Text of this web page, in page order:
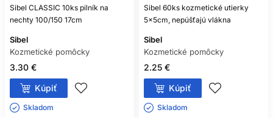
Sibel CLASSIC 10ks pilník na
nechty 100/150 17cm
Sibel
Kozmetické pomôcky
3.30 €
Kúpiť
Skladom ㅤ
Sibel 60ks kozmetické utierky
5x5cm, nepúšťajú vlákna
Sibel
Kozmetické pomôcky
2.25 €
Kúpiť
Skladom ㅤ